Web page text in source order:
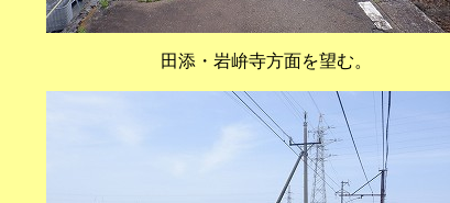
田添・岩峅寺方面を望む。